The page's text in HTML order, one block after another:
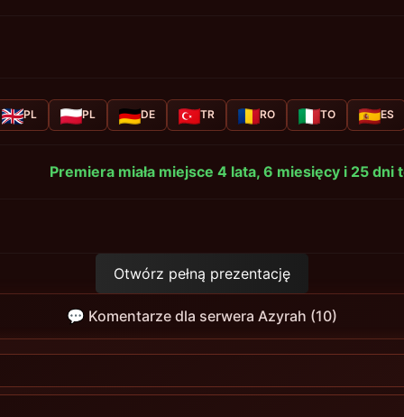
PL PL DE TR RO TO ES
Premiera miała miejsce 4 lata, 6 miesięcy i 25
Otwórz pełną prezentację
💬 Komentarze dla serwera Azyrah (10)